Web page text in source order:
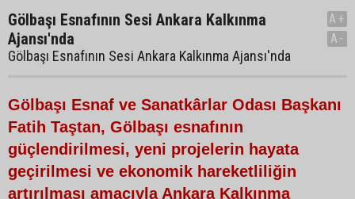
Gölbaşı Esnafının Sesi Ankara Kalkınma
Ajansı'nda
Gölbaşı Esnafının Sesi Ankara Kalkınma Ajansı'nda
A+
A-
Gölbaşı Esnaf ve Sanatkârlar Odası Başkanı
Fatih Taştan, Gölbaşı esnafının
güçlendirilmesi, yeni projelerin hayata
geçirilmesi ve ekonomik hareketliliğin
artırılması amacıyla Ankara Kalkınma